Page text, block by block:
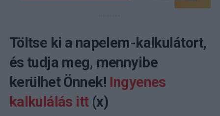
Töltse ki a napelem-kalkulátort,
és tudja meg, mennyibe
kerülhet Önnek! Ingyenes
kalkulálás itt (x)